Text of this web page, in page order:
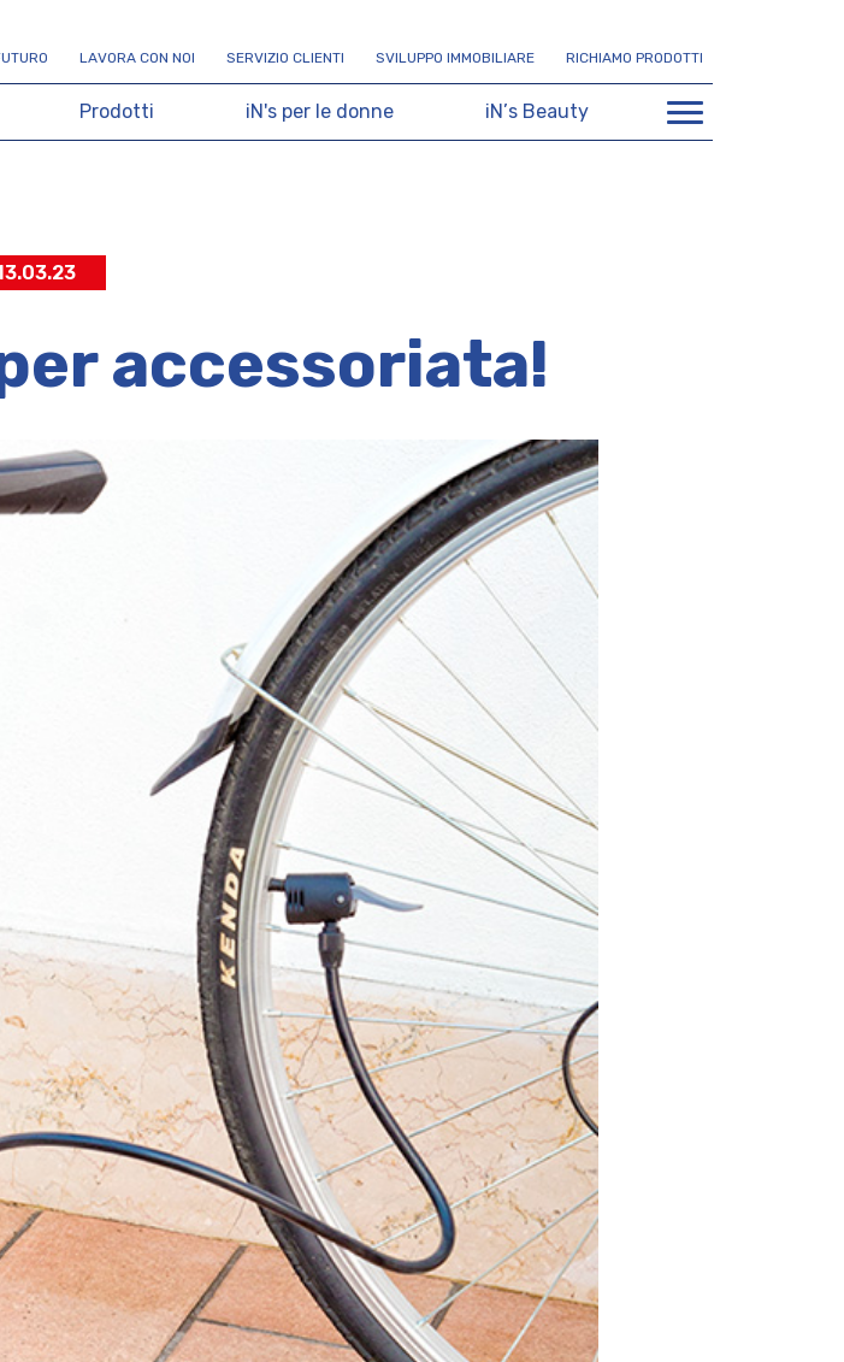
UTURO LAVORA CON NOI SERVIZIO CLIENTI SVILUPPO IMMOBILIARE RICHIAMO PRODOTTI
Prodotti iN's per le donne iN’s Beauty
accessoriata!